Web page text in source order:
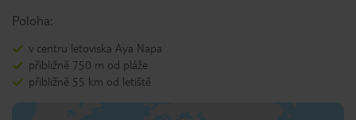
Poloha:
v centru letoviska Aya Napa
přibližně 750 m od pláže
přibližně 55 km od letiště